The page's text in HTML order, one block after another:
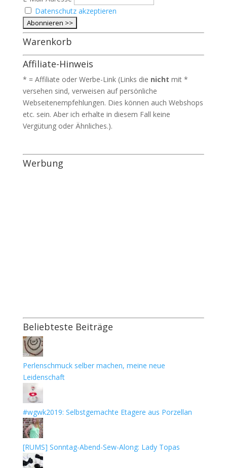
Datenschutz akzeptieren
Warenkorb
Affiliate-Hinweis
* = Affiliate oder Werbe-Link (Links die nicht mit *
versehen sind, verweisen auf persönliche
Webseitenempfehlungen. Dies können auch Webshops
etc. sein. Aber ich erhalte in diesem Fall keine
Vergütung oder Ähnliches.).
Werbung
Beliebteste Beiträge
Perlenschmuck selber machen, meine neue
Leidenschaft
#wgwk2019: Selbstgemachte Etagere aus Porzellan
[RUMS] Sonntag-Abend-Sew-Along: Lady Topas